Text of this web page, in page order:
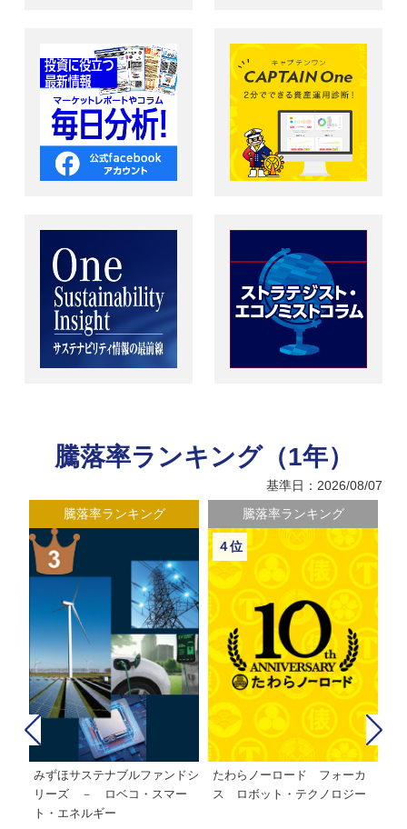
騰落率ランキング（1年）
基準日：2026/08/07
騰落率ランキング
みずほサステナブルファンドシ
リーズ － ロベコ・スマー
ト・エネルギー
騰落率ランキング
４位
たわらノーロード フォーカ
ス ロボット・テクノロジー